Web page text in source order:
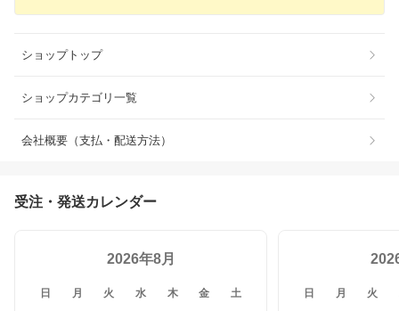
ショップトップ
ショップカテゴリ一覧
会社概要（支払・配送方法）
受注・発送カレンダー
2026年8月
日 月 火 水 木 金 土 日 月 火